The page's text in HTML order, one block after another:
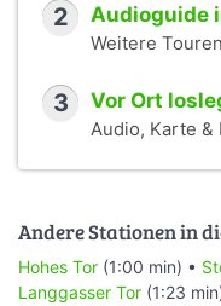
2 Audioguide
Weitere
3 Vor Ort
Audio, Karte
Andere Stationen in
Hohes Tor (1:00 min) •
Langgasser Tor (1:23